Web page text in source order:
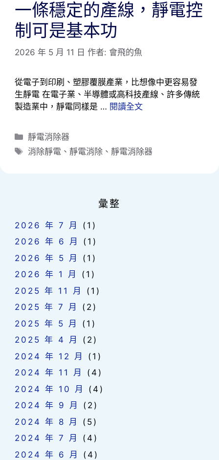
一條穩定的產線，靜電控
制可是基本功
2026 年 5 月 11 日 作者: 會飛的魚
從電子到印刷、塑膠覆膜產業，比想像中更容易發
生靜電 在電子業、半導體或高科技產線、許多傳統
製造業中，靜電同樣是 … 閱讀全文
分
類
靜電消除器
標
消除靜電 、靜電消除 、靜電消除器
彙整
2026 年 7 月
(1)
2026 年 6 月
(1)
2026 年 5 月
(1)
2026 年 1 月
(1)
2025 年 11 月
(1)
2025 年 7 月
(2)
2025 年 5 月
(1)
2025 年 4 月
(2)
2024 年 12 月
(1)
2024 年 11 月
(4)
2024 年 10 月
(4)
2024 年 9 月
(2)
2024 年 8 月
(5)
2024 年 7 月
(4)
2024 年 6 月
(4)